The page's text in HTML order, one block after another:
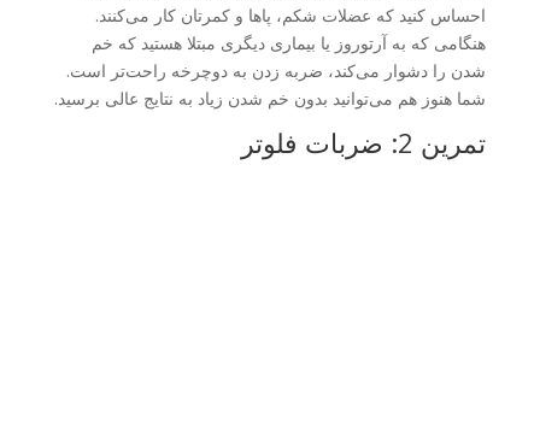
احساس کنید که عضلات شکم، پاها و کمرتان کار می‌کنند.
هنگامی که به آرتوروز یا بیماری دیگری مبتلا هستید که خم
شدن را دشوار می‌کند، ضربه زدن به دوچرخه راحت‌تر است.
شما هنوز هم می‌توانید بدون خم شدن زیاد به نتایج عالی برسید.
تمرین 2: ضربات فلوتر